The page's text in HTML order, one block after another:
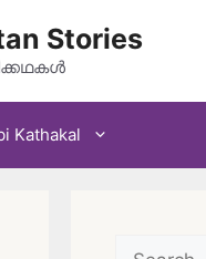
Stories
Kathakal
Search